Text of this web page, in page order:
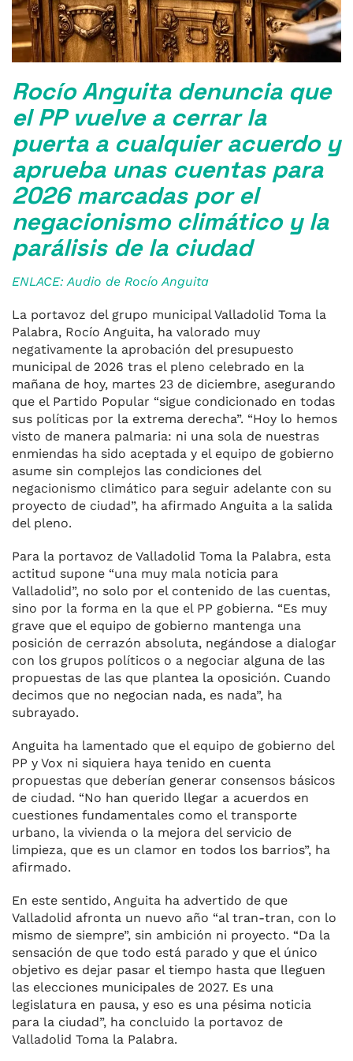
Rocío Anguita denuncia que
el PP vuelve a cerrar la
puerta a cualquier acuerdo y
aprueba unas cuentas para
2026 marcadas por el
negacionismo climático y la
parálisis de la ciudad
ENLACE: Audio de Rocío Anguita
La portavoz del grupo municipal Valladolid Toma la
Palabra, Rocío Anguita, ha valorado muy
negativamente la aprobación del presupuesto
municipal de 2026 tras el pleno celebrado en la
mañana de hoy, martes 23 de diciembre, asegurando
que el Partido Popular “sigue condicionado en todas
sus políticas por la extrema derecha”. “Hoy lo hemos
visto de manera palmaria: ni una sola de nuestras
enmiendas ha sido aceptada y el equipo de gobierno
asume sin complejos las condiciones del
negacionismo climático para seguir adelante con su
proyecto de ciudad”, ha afirmado Anguita a la salida
del pleno.
Para la portavoz de Valladolid Toma la Palabra, esta
actitud supone “una muy mala noticia para
Valladolid”, no solo por el contenido de las cuentas,
sino por la forma en la que el PP gobierna. “Es muy
grave que el equipo de gobierno mantenga una
posición de cerrazón absoluta, negándose a dialogar
con los grupos políticos o a negociar alguna de las
propuestas de las que plantea la oposición. Cuando
decimos que no negocian nada, es nada”, ha
subrayado.
Anguita ha lamentado que el equipo de gobierno del
PP y Vox ni siquiera haya tenido en cuenta
propuestas que deberían generar consensos básicos
de ciudad. “No han querido llegar a acuerdos en
cuestiones fundamentales como el transporte
urbano, la vivienda o la mejora del servicio de
limpieza, que es un clamor en todos los barrios”, ha
afirmado.
En este sentido, Anguita ha advertido de que
Valladolid afronta un nuevo año “al tran-tran, con lo
mismo de siempre”, sin ambición ni proyecto. “Da la
sensación de que todo está parado y que el único
objetivo es dejar pasar el tiempo hasta que lleguen
las elecciones municipales de 2027. Es una
legislatura en pausa, y eso es una pésima noticia
para la ciudad”, ha concluido la portavoz de
Valladolid Toma la Palabra.